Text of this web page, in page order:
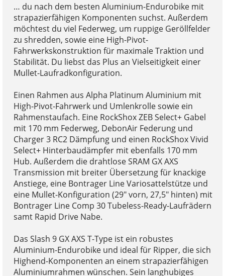
… du nach dem besten Aluminium-Endurobike mit
strapazierfähigen Komponenten suchst. Außerdem
möchtest du viel Federweg, um ruppige Geröllfelder
zu shredden, sowie eine High-Pivot-
Fahrwerkskonstruktion für maximale Traktion und
Stabilität. Du liebst das Plus an Vielseitigkeit einer
Mullet-Laufradkonfiguration.
Einen Rahmen aus Alpha Platinum Aluminium mit
High-Pivot-Fahrwerk und Umlenkrolle sowie ein
Rahmenstaufach. Eine RockShox ZEB Select+ Gabel
mit 170 mm Federweg, DebonAir Federung und
Charger 3 RC2 Dämpfung und einen RockShox Vivid
Select+ Hinterbaudämpfer mit ebenfalls 170 mm
Hub. Außerdem die drahtlose SRAM GX AXS
Transmission mit breiter Übersetzung für knackige
Anstiege, eine Bontrager Line Variosattelstütze und
eine Mullet-Konfiguration (29" vorn, 27,5" hinten) mit
Bontrager Line Comp 30 Tubeless-Ready-Laufrädern
samt Rapid Drive Nabe.
Das Slash 9 GX AXS T-Type ist ein robustes
Aluminium-Endurobike und ideal für Ripper, die sich
Highend-Komponenten an einem strapazierfähigen
Aluminiumrahmen wünschen. Sein langhubiges